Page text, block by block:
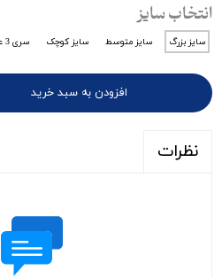
انتخاب سایز
سایز بزرگ سایز متوسط سایز کوچک سری 3 عددی
افزودن به سبد خرید
نظرات